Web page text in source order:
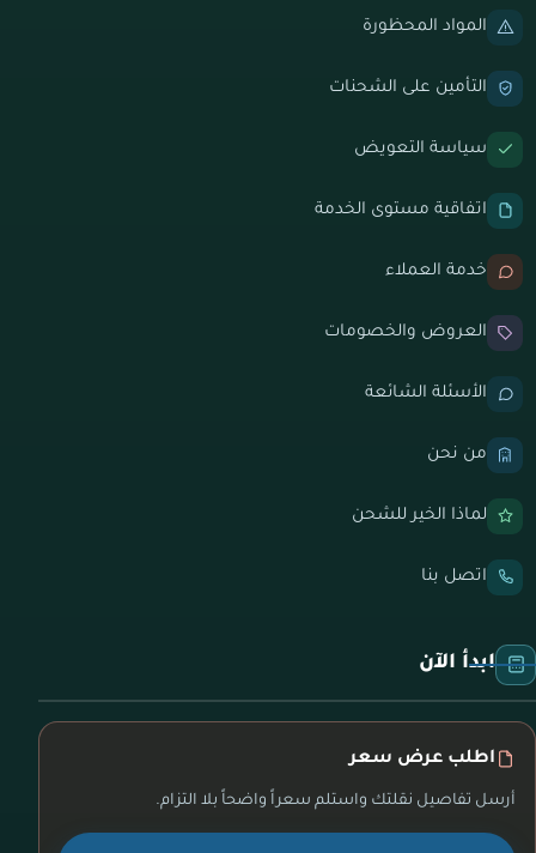
المواد المحظورة
التأمين على الشحنات
سياسة التعويض
اتفاقية مستوى الخدمة
خدمة العملاء
العروض والخصومات
الأسئلة الشائعة
من نحن
لماذا الخير للشحن
اتصل بنا
ابدأ الآن
اطلب عرض سعر
أرسل تفاصيل نقلتك واستلم سعراً واضحاً بلا التزام.